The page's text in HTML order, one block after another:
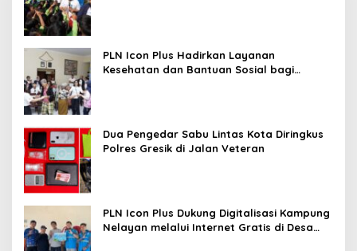
PLN Icon Plus Hadirkan Layanan
Kesehatan dan Bantuan Sosial bagi
Dua Pengedar Sabu Lintas Kota Diringkus
Polres Gresik di Jalan Veteran
PLN Icon Plus Dukung Digitalisasi Kampung
Nelayan melalui Internet Gratis di Desa